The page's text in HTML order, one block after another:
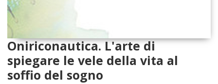
Oniriconautica. L'arte di
spiegare le vele della vita al
soffio del sogno